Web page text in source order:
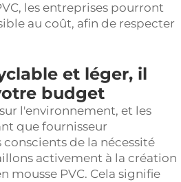
les entreprises pourront
au coût, afin de respecter
et léger, il
budget
l'environnement, et les
que fournisseur
de la nécessité
activement à la création
mousse PVC. Cela signifie